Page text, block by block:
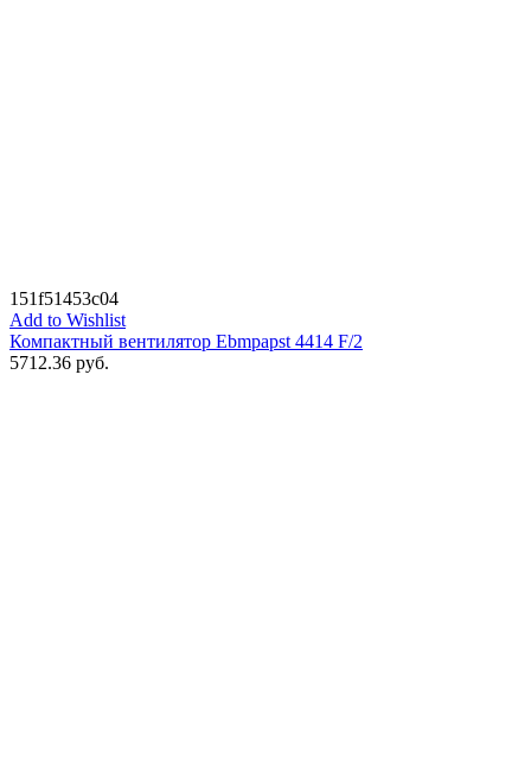
151f51453c04
Add to Wishlist
Компактный вентилятор Ebmpapst 4414 F/2
5712.36 руб.